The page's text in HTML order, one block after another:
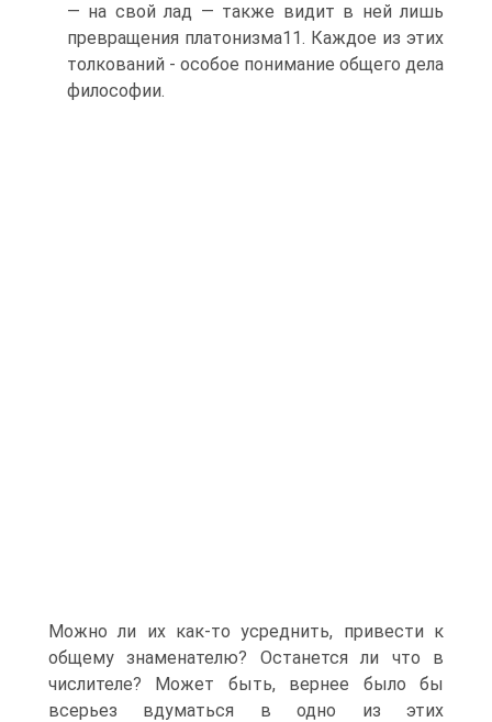
— на свой лад — также видит в ней лишь
превращения платонизма11. Каждое из этих
толкований - особое понимание общего дела
философии.
Можно ли их как-то усреднить, привести к
общему знаменателю? Останется ли что в
числителе? Может быть, вернее было бы
всерьез вдуматься в одно из этих